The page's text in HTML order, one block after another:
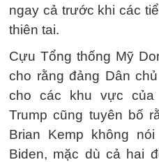
ngay cả trước khi các
thiên tai.
Cựu Tổng thống Mỹ
cho rằng đảng Dân
cho các khu vực của
Trump cũng tuyên bố
Brian Kemp không
Biden, mặc dù cả hai